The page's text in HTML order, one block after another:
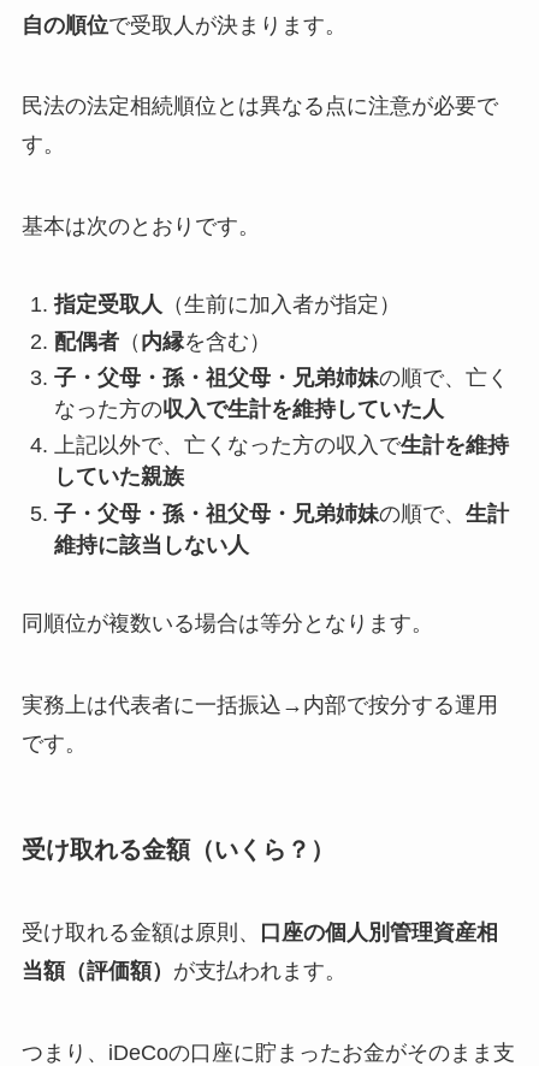
自の順位で受取人が決まります。
民法の法定相続順位とは異なる点に注意が必要で
す。
基本は次のとおりです。
指定受取人 （生前に加入者が指定）
配偶者（ 内縁を含む）
子・父母・孫・祖父母・兄弟姉妹の順で、亡く
なった方の収入で生計を維持していた人
上記以外で、亡くなった方の収入で生計を維持
していた親族
子・父母・孫・祖父母・兄弟姉妹の順で、 生計
維持に該当しない人
同順位が複数いる場合は等分となります。
実務上は代表者に一括振込→内部で按分する運用
です。
受け取れる金額（いくら？）
受け取れる金額は原則、
口座の個人別管理資産相
当額（評価額） が支払われます。
つまり、iDeCoの口座に貯まったお金がそのまま支